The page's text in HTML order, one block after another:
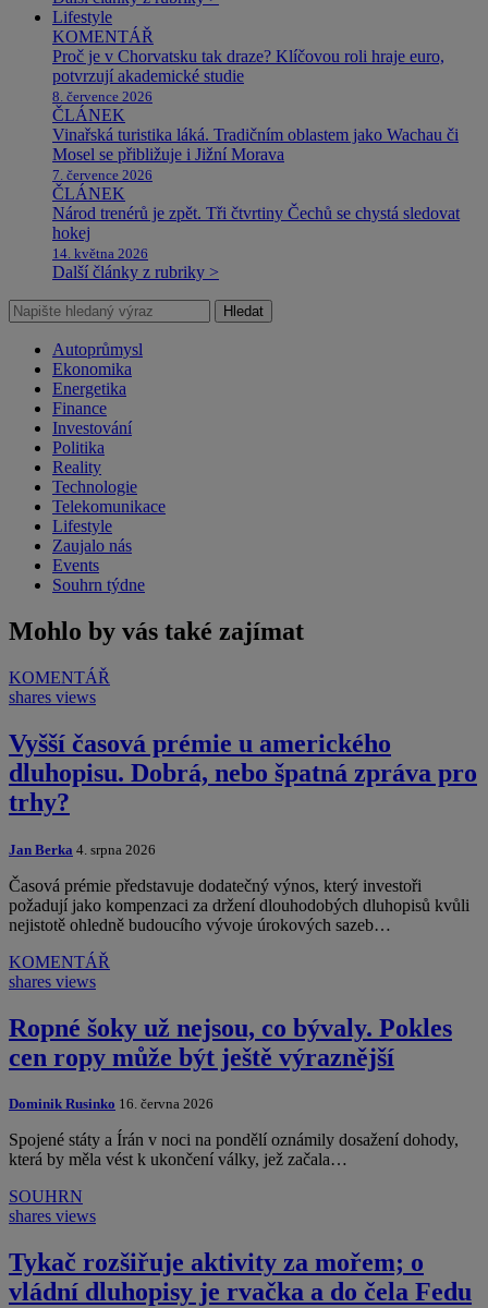
Lifestyle
KOMENTÁŘ
Proč je v Chorvatsku tak draze? Klíčovou roli hraje euro,
potvrzují akademické studie
8. července 2026
ČLÁNEK
Vinařská turistika láká. Tradičním oblastem jako Wachau či
Mosel se přibližuje i Jižní Morava
7. července 2026
ČLÁNEK
Národ trenérů je zpět. Tři čtvrtiny Čechů se chystá sledovat
hokej
14. května 2026
Další články z rubriky >
Hledat
Autoprůmysl
Ekonomika
Energetika
Finance
Investování
Politika
Reality
Technologie
Telekomunikace
Lifestyle
Zaujalo nás
Events
Souhrn týdne
Mohlo by vás také zajímat
KOMENTÁŘ
shares views
Vyšší časová prémie u amerického
dluhopisu. Dobrá, nebo špatná zpráva pro
trhy?
Jan Berka 4. srpna 2026
Časová prémie představuje dodatečný výnos, který investoři
požadují jako kompenzaci za držení dlouhodobých dluhopisů kvůli
nejistotě ohledně budoucího vývoje úrokových sazeb…
KOMENTÁŘ
shares views
Ropné šoky už nejsou, co bývaly. Pokles
cen ropy může být ještě výraznější
Dominik Rusinko 16. června 2026
Spojené státy a Írán v noci na pondělí oznámily dosažení dohody,
která by měla vést k ukončení války, jež začala…
SOUHRN
shares views
Tykač rozšiřuje aktivity za mořem; o
vládní dluhopisy je rvačka a do čela Fedu